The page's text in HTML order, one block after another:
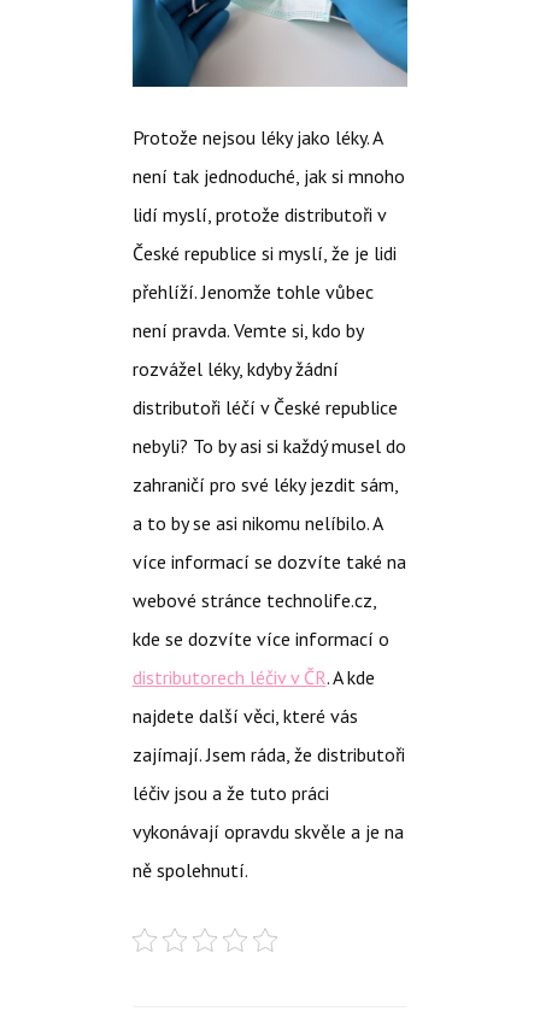
Protože nejsou léky jako léky. A
není tak jednoduché, jak si mnoho
lidí myslí, protože distributoři v
České republice si myslí, že je lidi
přehlíží. Jenomže tohle vůbec
není pravda. Vemte si, kdo by
rozvážel léky, kdyby žádní
distributoři léčí v České republice
nebyli? To by asi si každý musel do
zahraničí pro své léky jezdit sám,
a to by se asi nikomu nelíbilo. A
více informací se dozvíte také na
webové stránce technolife.cz,
kde se dozvíte více informací o
distributorech léčiv v ČR. A kde
najdete další věci, které vás
zajímají. Jsem ráda, že distributoři
léčiv jsou a že tuto práci
vykonávají opravdu skvěle a je na
ně spolehnutí.